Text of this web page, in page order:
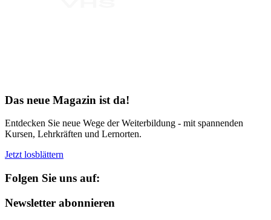
Das neue Magazin ist da!
Entdecken Sie neue Wege der Weiterbildung - mit spannenden
Kursen, Lehrkräften und Lernorten.
Jetzt losblättern
Folgen Sie uns auf:
Newsletter abonnieren